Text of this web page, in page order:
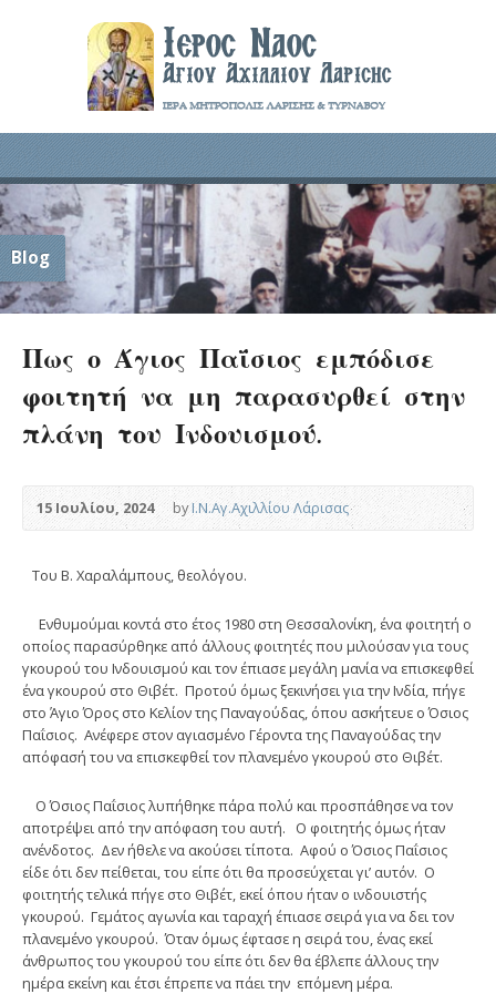
Blog
Πως ο Άγιος Παΐσιος εμπόδισε
φοιτητή να μη παρασυρθεί στην
πλάνη του Ινδουισμού.
15 Ιουλίου, 2024 byΙ.Ν.Αγ.Αχιλλίου Λάρισας
Του Β. Χαραλάμπους, θεολόγου.
Ενθυμούμαι κοντά στο έτος 1980 στη Θεσσαλονίκη, ένα φοιτητή ο
οποίος παρασύρθηκε από άλλους φοιτητές που μιλούσαν για τους
γκουρού του Ινδουισμού και τον έπιασε μεγάλη μανία να επισκεφθεί
ένα γκουρού στο Θιβέτ. Προτού όμως ξεκινήσει για την Ινδία, πήγε
στο Άγιο Όρος στο Κελίον της Παναγούδας, όπου ασκήτευε ο Όσιος
Παΐσιος. Ανέφερε στον αγιασμένο Γέροντα της Παναγούδας την
απόφασή του να επισκεφθεί τον πλανεμένο γκουρού στο Θιβέτ.
Ο Όσιος Παΐσιος λυπήθηκε πάρα πολύ και προσπάθησε να τον
αποτρέψει από την απόφαση του αυτή. Ο φοιτητής όμως ήταν
ανένδοτος. Δεν ήθελε να ακούσει τίποτα. Αφού ο Όσιος Παΐσιος
είδε ότι δεν πείθεται, του είπε ότι θα προσεύχεται γι’ αυτόν. Ο
φοιτητής τελικά πήγε στο Θιβέτ, εκεί όπου ήταν ο ινδουιστής
γκουρού. Γεμάτος αγωνία και ταραχή έπιασε σειρά για να δει τον
πλανεμένο γκουρού. Όταν όμως έφτασε η σειρά του, ένας εκεί
άνθρωπος του γκουρού του είπε ότι δεν θα έβλεπε άλλους την
ημέρα εκείνη και έτσι έπρεπε να πάει την επόμενη μέρα.